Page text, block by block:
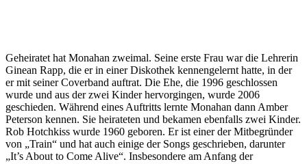
Geheiratet hat Monahan zweimal. Seine erste Frau war die Lehrerin
Ginean Rapp, die er in einer Diskothek kennengelernt hatte, in der
er mit seiner Coverband auftrat. Die Ehe, die 1996 geschlossen
wurde und aus der zwei Kinder hervorgingen, wurde 2006
geschieden. Während eines Auftritts lernte Monahan dann Amber
Peterson kennen. Sie heirateten und bekamen ebenfalls zwei Kinder.
Rob Hotchkiss wurde 1960 geboren. Er ist einer der Mitbegründer
von „Train“ und hat auch einige der Songs geschrieben, darunter
„It’s About to Come Alive“. Insbesondere am Anfang der